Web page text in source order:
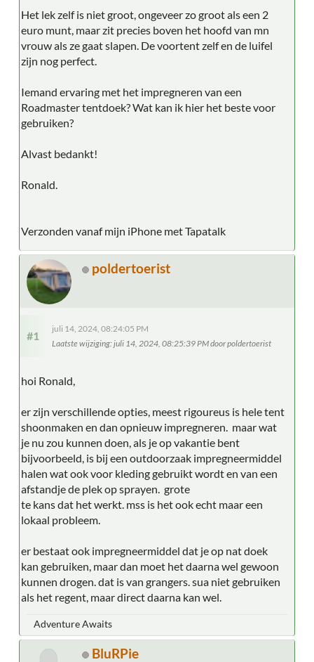
Het lek zelf is niet groot, ongeveer zo groot als een 2
euro munt, maar zit precies boven het hoofd van mn
vrouw als ze gaat slapen. De voortent zelf en de luifel
zijn nog perfect.
Iemand ervaring met het impregneren van een
Roadmaster tentdoek? Wat kan ik hier het beste voor
gebruiken?
Alvast bedankt!
Ronald.
Verzonden vanaf mijn iPhone met Tapatalk
poldertoerist
#1
juli 14, 2024, 08:24:05 PM
Laatste wijziging: juli 14, 2024, 08:25:39 PM door poldertoerist
hoi Ronald,
er zijn verschillende opties, meest rigoureus is hele tent
shoonmaken en dan opnieuw impregneren. maar wat
je nu zou kunnen doen, als je op vakantie bent
bijvoorbeeld, is bij een outdoorzaak impregneermiddel
halen wat ook voor kleding gebruikt wordt en van een
afstandje de plek op sprayen. grote
te kans dat het werkt. mss is het ook echt maar een
lokaal probleem.
er bestaat ook impregneermiddel dat je op nat doek
kan gebruiken, maar dan moet het daarna wel gewoon
kunnen drogen. dat is van grangers. sua niet gebruiken
als het regent, maar direct daarna kan wel.
Adventure Awaits
BluRPie